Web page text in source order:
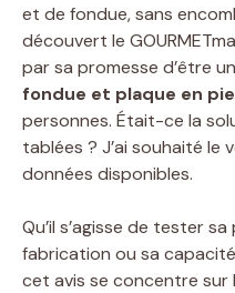
et de fondue, sans
découvert le
par sa promesse d’être un
fondue et plaque en
personnes. Était-ce la
tablées ? J’ai souhaité le
données disponibles.
Qu’il s’agisse de tester
fabrication ou sa
cet avis se concentre sur